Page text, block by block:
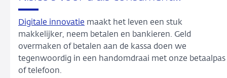
Digitale innovatie maakt het leven een stuk
makkelijker, neem betalen en bankieren. Geld
overmaken of betalen aan de kassa doen we
tegenwoordig in een handomdraai met onze betaalpas
of telefoon.